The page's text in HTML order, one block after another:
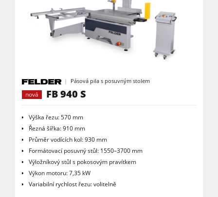
Pásová pila s posuvným stolem
nová
FB 940 S
Výška řezu: 570 mm
Řezná šířka: 910 mm
Průměr vodících kol: 930 mm
Formátovací posuvný stůl: 1550–3700 mm
Výložníkový stůl s pokosovým pravítkem
Výkon motoru: 7,35 kW
Variabilní rychlost řezu: volitelně